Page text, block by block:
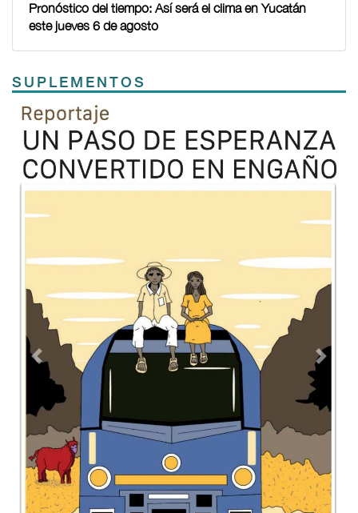
Pronóstico del tiempo: Así será el clima en Yucatán
este jueves 6 de agosto
SUPLEMENTOS
Previous Next